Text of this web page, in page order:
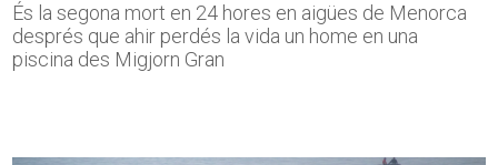
És la segona mort en 24 hores en aigües de Menorca
després que ahir perdés la vida un home en una
piscina des Migjorn Gran